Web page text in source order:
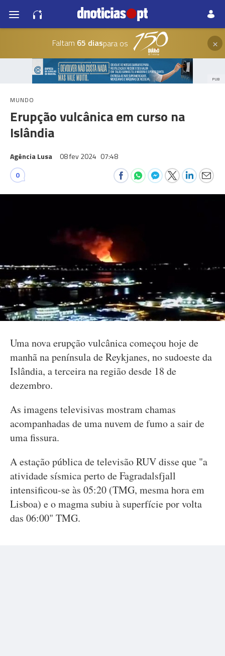
Faltam 65 diaspara os ×
PUB
MUNDO
Erupção vulcânica em curso na
Islândia
Agência Lusa 08 fev 2024 07:48
0
Uma nova erupção vulcânica começou hoje de
manhã na península de Reykjanes, no sudoeste da
Islândia, a terceira na região desde 18 de
dezembro.
As imagens televisivas mostram chamas
acompanhadas de uma nuvem de fumo a sair de
uma fissura.
A estação pública de televisão RUV disse que "a
atividade sísmica perto de Fagradalsfjall
intensificou-se às 05:20 (TMG, mesma hora em
Lisboa) e o magma subiu à superfície por volta
das 06:00" TMG.